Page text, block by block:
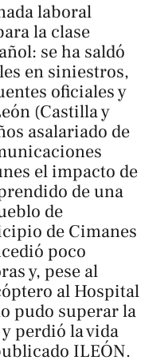
laboral
la clase
se ha saldó
en siniestros,
oficiales y
(Castilla y
asalariado de
el impacto de
de una
de
de Cimanes
poco
y, pese al
al Hospital
pudo superar la
perdió la vida
ILEÓN.